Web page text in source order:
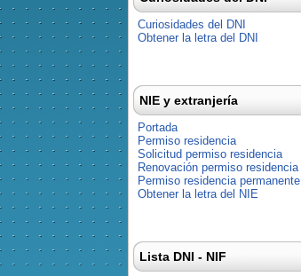
Curiosidades del DNI
Obtener la letra del DNI
NIE y extranjería
Portada
Permiso residencia
Solicitud permiso residencia
Renovación permiso residencia
Permiso residencia permanente
Obtener la letra del NIE
Lista DNI - NIF